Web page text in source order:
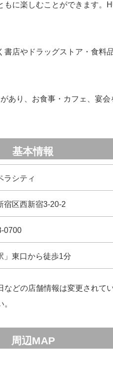
に楽しむことができます。
店やドラッグストア・食料
あり、お食事・カフェ、宴
基本情報
ラシティ
宿区西新宿3-20-2
0700
」東口から徒歩1分
どの店舗情報は変更されて
周辺MAP